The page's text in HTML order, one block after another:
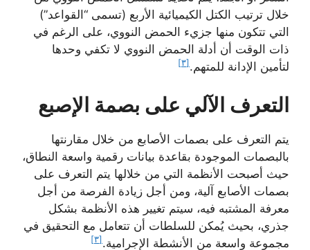
خلال ترتيب الكتل الكيميائية الأربع (تسمى “القواعد”)
التي تتكون منها جزيء الحمض النووي، على الرغم في
ذات الوقت أن أدلة الحمض النووي لا تكفي وحدها
لتأمين الإدانة للمتهم. [٣]
التعرف الآلي على بصمة الإصبع
يتم التعرف على بصمات الأصابع من خلال مقارنتها
بالبصمات الموجودة بقاعدة بيانات رقمية واسعة النطاق،
حيث أصبحت الأنظمة التي من خلالها يتم التعرف على
بصمات الأصابع آلية، ومن أجل زيادة الفرصة من أجل
معرفة المشتبه فيه، سيتم تغيير هذه الأنظمة بشكل
جذري، بحيث يُمكن للسلطات أن تتعامل مع التحقيق في
مجموعة واسعة من الأنشطة الإجرامية. [٣]